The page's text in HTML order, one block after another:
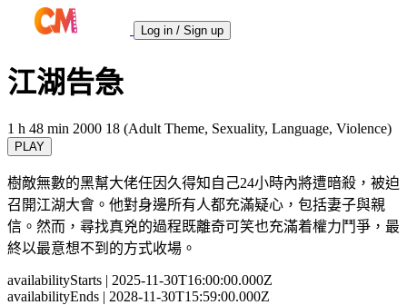
Log in / Sign up
江湖告急
1 h 48 min 2000 18 (Adult Theme, Sexuality, Language, Violence)
PLAY
樹敵無數的黑幫大佬任因久得知自己24小時內將遭暗殺，被迫
召開江湖大會。他對身邊所有人都充滿疑心，包括妻子與親
信。然而，尋找真兇的過程既離奇可笑也充滿着權力鬥爭，最
終以最意想不到的方式收場。
availabilityStarts | 2025-11-30T16:00:00.000Z
availabilityEnds | 2028-11-30T15:59:00.000Z